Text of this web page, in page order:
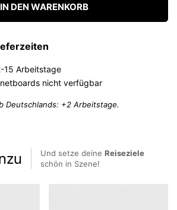
IN DEN WARENKORB
15 Arbeitstage
nicht verfügbar
Deutschlands: +2 Arbeitstage.
Und setze deine Reiseziele
schön in Szene!